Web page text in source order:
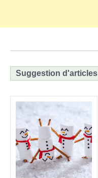
Suggestion d'articles